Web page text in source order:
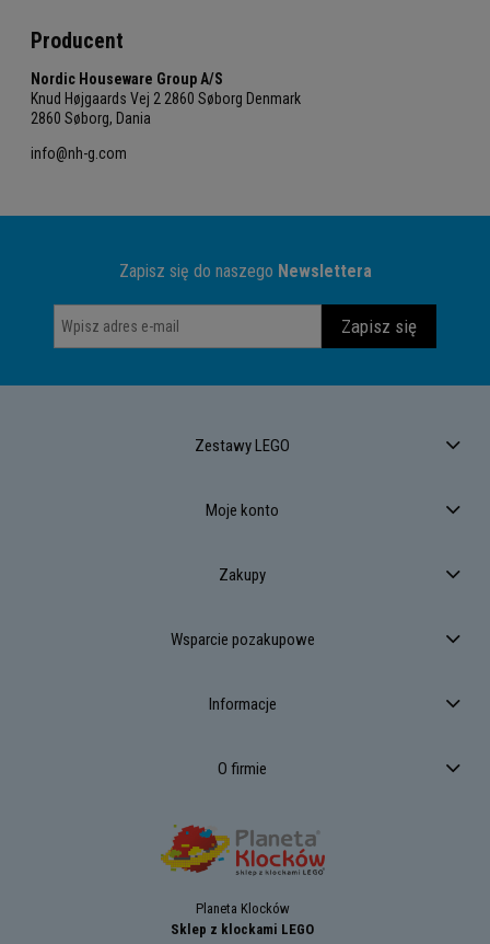
Producent
Nordic Houseware Group A/S
Knud Højgaards Vej 2 2860 Søborg Denmark
2860 Søborg, Dania
info@nh-g.com
Zapisz się do naszego Newslettera
Zapisz się
Zestawy LEGO
Moje konto
Zakupy
Wsparcie pozakupowe
Informacje
O firmie
Planeta Klocków
Sklep z klockami LEGO